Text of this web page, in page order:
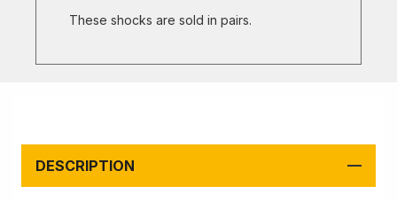
These shocks are sold in pairs.
DESCRIPTION